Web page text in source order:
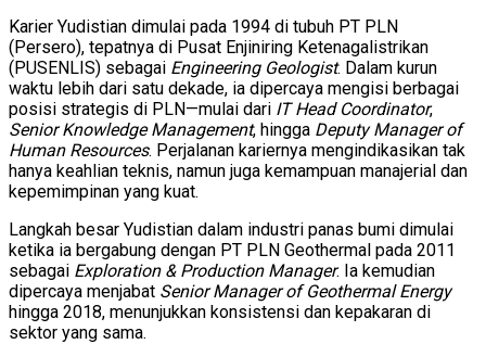
Karier Yudistian dimulai pada 1994 di tubuh PT PLN
(Persero), tepatnya di Pusat Enjiniring Ketenagalistrikan
(PUSENLIS) sebagai Engineering Geologist. Dalam kurun
waktu lebih dari satu dekade, ia dipercaya mengisi berbagai
posisi strategis di PLN—mulai dari IT Head Coordinator,
Senior Knowledge Management, hingga Deputy Manager of
Human Resources. Perjalanan kariernya mengindikasikan tak
hanya keahlian teknis, namun juga kemampuan manajerial dan
kepemimpinan yang kuat.
Langkah besar Yudistian dalam industri panas bumi dimulai
ketika ia bergabung dengan PT PLN Geothermal pada 2011
sebagai Exploration & Production Manager. Ia kemudian
dipercaya menjabat Senior Manager of Geothermal Energy
hingga 2018, menunjukkan konsistensi dan kepakaran di
sektor yang sama.